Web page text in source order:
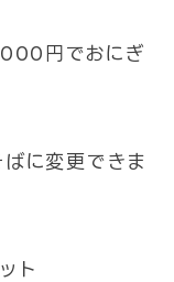
円でおにぎ
に変更できま
ト